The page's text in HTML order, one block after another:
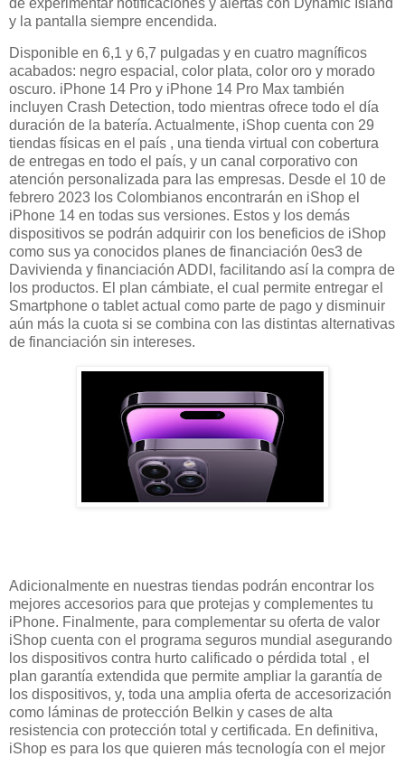
y la pantalla siempre encendida.
Disponible en 6,1 y 6,7 pulgadas y en cuatro magníficos
acabados: negro espacial, color plata, color oro y morado
oscuro. iPhone 14 Pro y iPhone 14 Pro Max también
incluyen Crash Detection, todo mientras ofrece todo el día
duración de la batería. Actualmente, iShop cuenta con 29
tiendas físicas en el país , una tienda virtual con cobertura
de entregas en todo el país, y un canal corporativo con
atención personalizada para las empresas. Desde el 10 de
febrero 2023 los Colombianos encontrarán en iShop el
iPhone 14 en todas sus versiones. Estos y los demás
dispositivos se podrán adquirir con los beneficios de iShop
como sus ya conocidos planes de financiación 0es3 de
Davivienda y financiación ADDI, facilitando así la compra de
los productos. El plan cámbiate, el cual permite entregar el
Smartphone o tablet actual como parte de pago y disminuir
aún más la cuota si se combina con las distintas alternativas
de financiación sin intereses.
Adicionalmente en nuestras tiendas podrán encontrar los
mejores accesorios para que protejas y complementes tu
iPhone. Finalmente, para complementar su oferta de valor
iShop cuenta con el programa seguros mundial asegurando
los dispositivos contra hurto calificado o pérdida total , el
plan garantía extendida que permite ampliar la garantía de
los dispositivos, y, toda una amplia oferta de accesorización
como láminas de protección Belkin y cases de alta
resistencia con protección total y certificada. En definitiva,
iShop es para los que quieren más tecnología con el mejor